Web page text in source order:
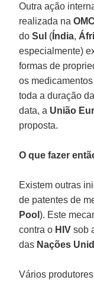
Outra ação
realizada naOMC
doSul ( Índia,
especialmente)
formas de
os
toda a duração
data, a União
proposta.
O que fazer
Existem outras
de patentes de
Pool). Este
contra o HIV sob
das Nações
Vários